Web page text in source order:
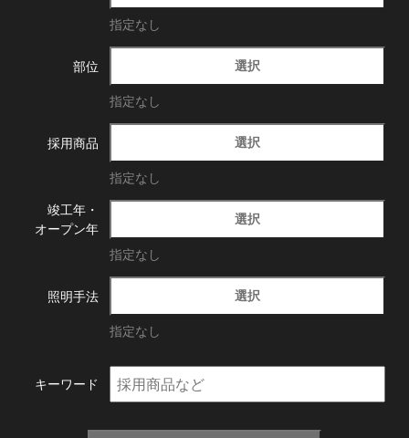
指定なし
部位 選択
指定なし
採用商品 選択
指定なし
竣工年・
オープン年
選択
指定なし
照明手法 選択
指定なし
キーワード